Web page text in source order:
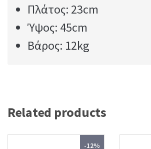
Πλάτος: 23cm
Ύψος: 45cm
Βάρος: 12kg
Related products
-12%